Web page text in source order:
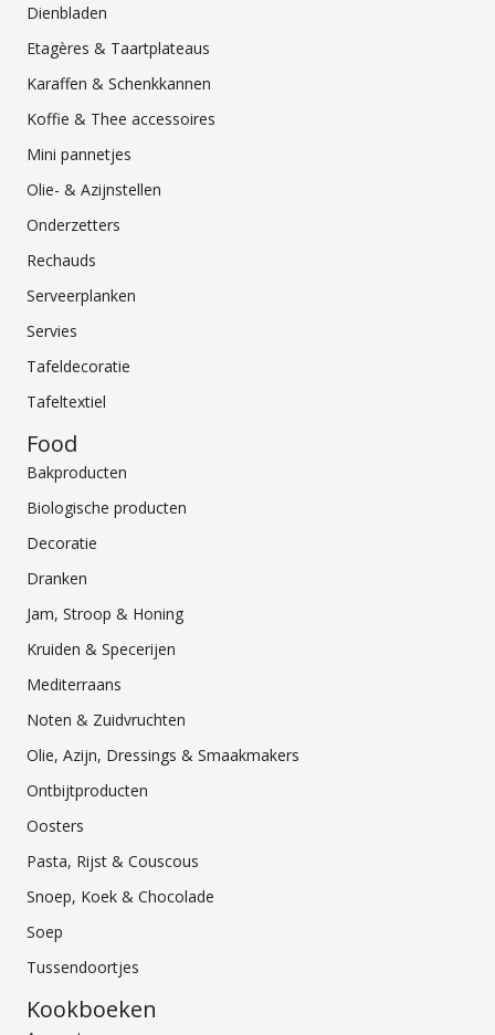
Dienbladen
Etagères & Taartplateaus
Karaffen & Schenkkannen
Koffie & Thee accessoires
Mini pannetjes
Olie- & Azijnstellen
Onderzetters
Rechauds
Serveerplanken
Servies
Tafeldecoratie
Tafeltextiel
Food
Bakproducten
Biologische producten
Decoratie
Dranken
Jam, Stroop & Honing
Kruiden & Specerijen
Mediterraans
Noten & Zuidvruchten
Olie, Azijn, Dressings & Smaakmakers
Ontbijtproducten
Oosters
Pasta, Rijst & Couscous
Snoep, Koek & Chocolade
Soep
Tussendoortjes
Kookboeken